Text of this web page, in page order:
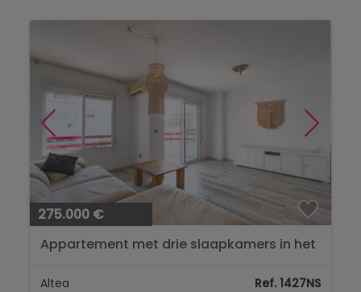
275.000 €
Appartement met drie slaapkamers in het
Altea Ref. 1427NS